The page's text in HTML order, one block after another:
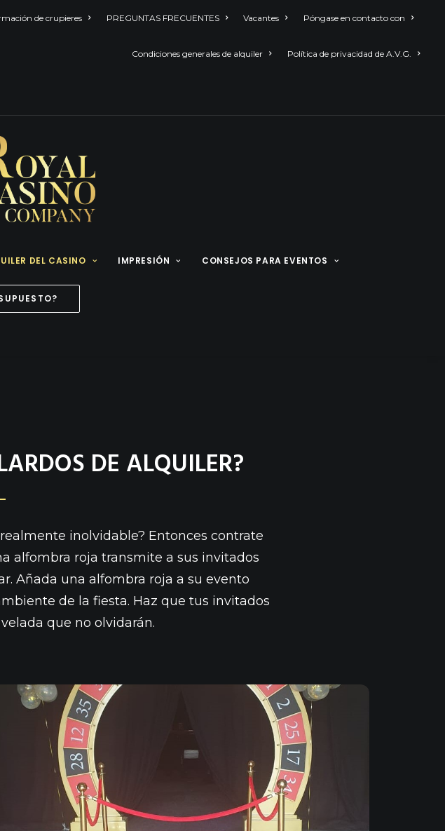
de crupieres PREGUNTAS FRECUENTES Vacantes Póngase en contacto con
Condiciones generales de alquiler Política de privacidad de A.V.G.
DEL CASINO IMPRESIÓN CONSEJOS PARA EVENTOS
DE ALQUILER?
inolvidable? Entonces contrate
alfombra roja transmite a sus invitados
Añada una alfombra roja a su evento
de la fiesta. Haz que tus invitados
que no olvidarán.